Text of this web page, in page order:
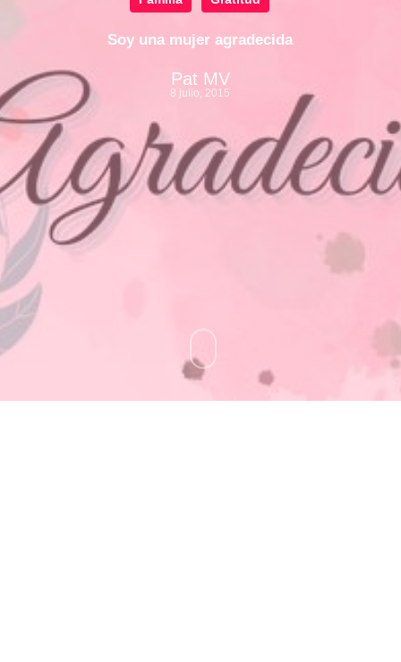
Soy una mujer agradecida
Pat MV
8 julio, 2015